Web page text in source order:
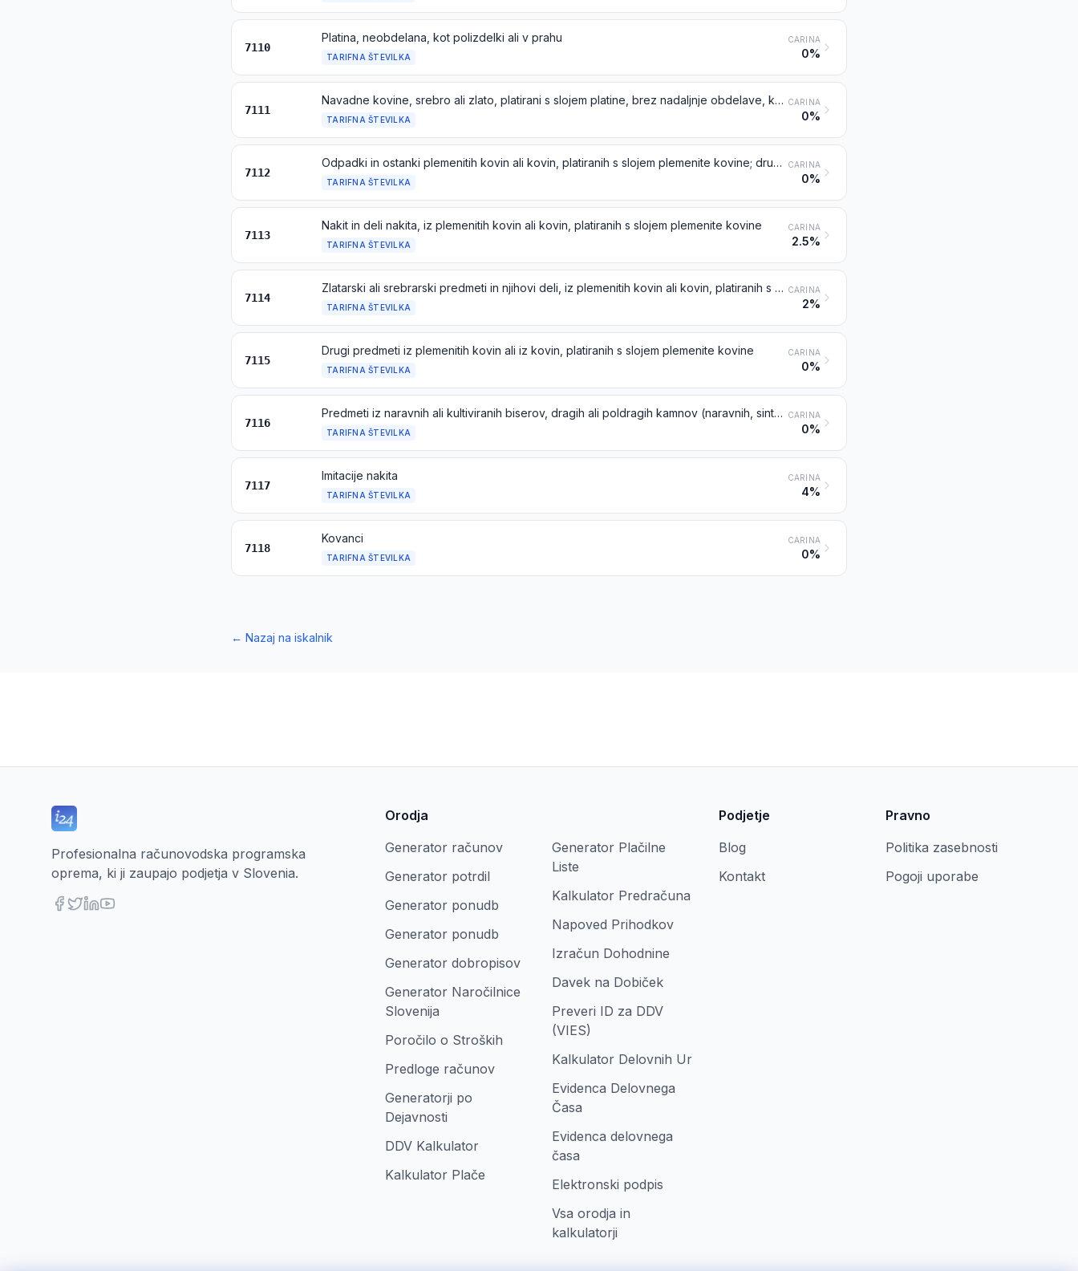
7110
Platina, neobdelana, kot polizdelki ali v prahu
TARIFNA ŠTEVILKA
CARINA
0%
7111
Navadne kovine, srebro ali zlato, platirani s slojem platine, brez nadaljnje obdelave, kot polizdelki
TARIFNA ŠTEVILKA
CARINA
0%
7112
Odpadki in ostanki plemenitih kovin ali kovin, platiranih s slojem plemenite kovine; drugi odpadki in ostanki, ki vsebujejo plemenite kovine ali njihove spojine, vrst, ki se uporabljajo predvsem za ponovno pridobivanje plemenitih kovin, razen blaga iz tarifne številke 8549
TARIFNA ŠTEVILKA
CARINA
0%
7113
Nakit in deli nakita, iz plemenitih kovin ali kovin, platiranih s slojem plemenite kovine
TARIFNA ŠTEVILKA
CARINA
2.5%
7114
Zlatarski ali srebrarski predmeti in njihovi deli, iz plemenitih kovin ali kovin, platiranih s slojem plemenite kovine
TARIFNA ŠTEVILKA
CARINA
2%
7115
Drugi predmeti iz plemenitih kovin ali iz kovin, platiranih s slojem plemenite kovine
TARIFNA ŠTEVILKA
CARINA
0%
7116
Predmeti iz naravnih ali kultiviranih biserov, dragih ali poldragih kamnov (naravnih, sintetičnih ali rekonstruiranih)
TARIFNA ŠTEVILKA
CARINA
0%
7117
Imitacije nakita
TARIFNA ŠTEVILKA
CARINA
4%
7118
Kovanci
TARIFNA ŠTEVILKA
CARINA
0%
← Nazaj na iskalnik
Profesionalna računovodska programska
oprema, ki ji zaupajo podjetja v Slovenia.
Orodja
Generator računov
Generator potrdil
Generator ponudb
Generator ponudb
Generator dobropisov
Generator Naročilnice
Slovenija
Poročilo o Stroških
Predloge računov
Generatorji po
Dejavnosti
DDV Kalkulator
Kalkulator Plače
Generator Plačilne
Liste
Kalkulator Predračuna
Napoved Prihodkov
Izračun Dohodnine
Davek na Dobiček
Preveri ID za DDV
(VIES)
Kalkulator Delovnih Ur
Evidenca Delovnega
Časa
Evidenca delovnega
časa
Elektronski podpis
Vsa orodja in
kalkulatorji
Podjetje
Blog
Kontakt
Pravno
Politika zasebnosti
Pogoji uporabe